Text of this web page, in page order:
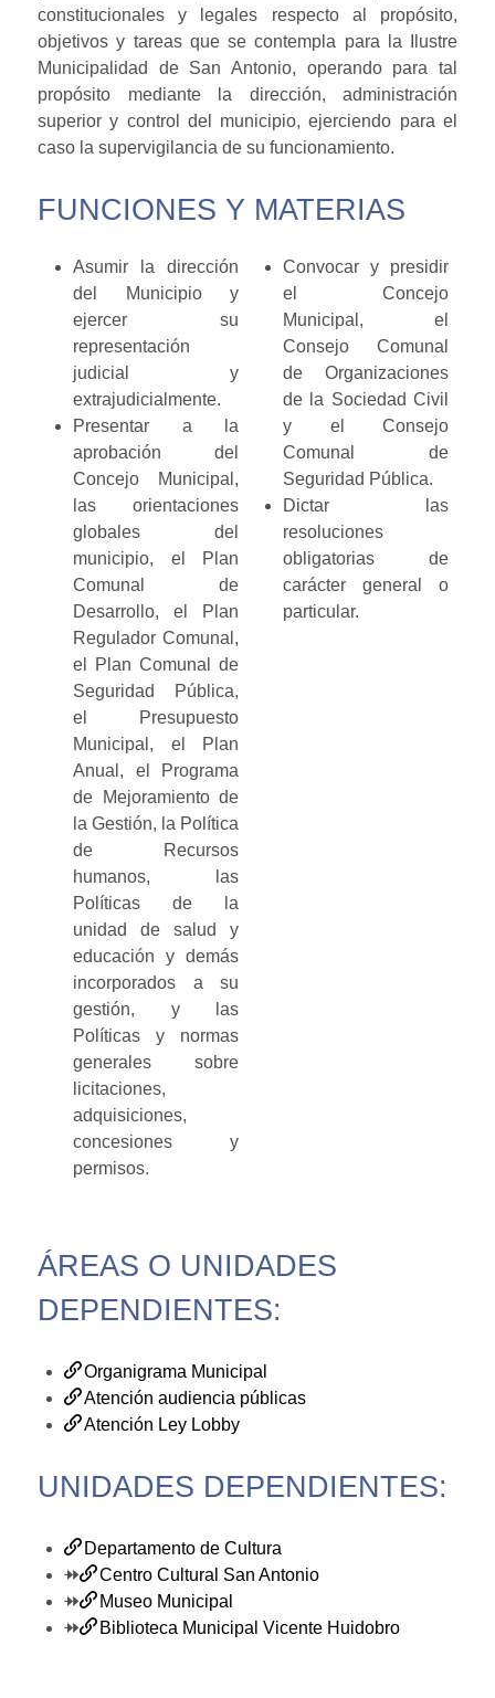
constitucionales y legales respecto al propósito,
objetivos y tareas que se contempla para la Ilustre
Municipalidad de San Antonio, operando para tal
propósito mediante la dirección, administración
superior y control del municipio, ejerciendo para el
caso la supervigilancia de su funcionamiento.
FUNCIONES Y MATERIAS
Asumir la dirección
del Municipio y
ejercer su
representación
judicial y
extrajudicialmente.
Presentar a la
aprobación del
Concejo Municipal,
las orientaciones
globales del
municipio, el Plan
Comunal de
Desarrollo, el Plan
Regulador Comunal,
el Plan Comunal de
Seguridad Pública,
el Presupuesto
Municipal, el Plan
Anual, el Programa
de Mejoramiento de
la Gestión, la Política
de Recursos
humanos, las
Políticas de la
unidad de salud y
educación y demás
incorporados a su
gestión, y las
Políticas y normas
generales sobre
licitaciones,
adquisiciones,
concesiones y
permisos.
Convocar y presidir
el Concejo
Municipal, el
Consejo Comunal
de Organizaciones
de la Sociedad Civil
y el Consejo
Comunal de
Seguridad Pública.
Dictar las
resoluciones
obligatorias de
carácter general o
particular.
ÁREAS O UNIDADES
DEPENDIENTES:
Organigrama Municipal
Atención audiencia públicas
Atención Ley Lobby
UNIDADES DEPENDIENTES:
Departamento de Cultura
⯮
Centro Cultural San Antonio
⯮
Museo Municipal
⯮
Biblioteca Municipal Vicente Huidobro